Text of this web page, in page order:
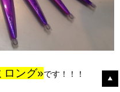
ロング»です！！！